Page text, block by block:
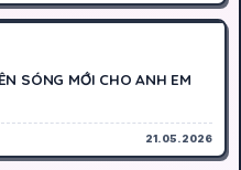
SÓNG MỚI CHO ANH EM
21.05.2026